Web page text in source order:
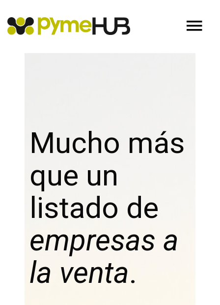
Mucho más
que un
listado de
empresas a
la venta.